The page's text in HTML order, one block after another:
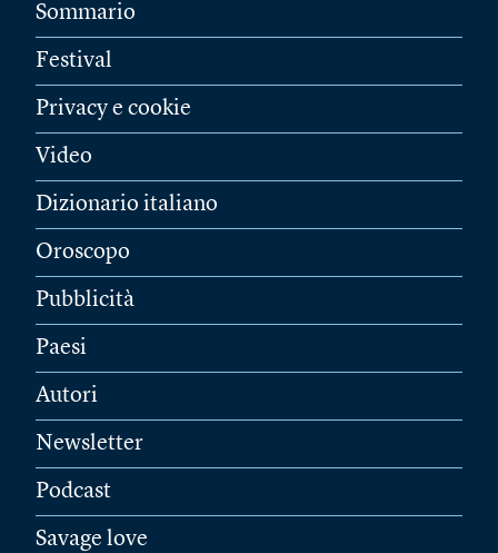
Sommario
Festival
Privacy e cookie
Video
Dizionario italiano
Oroscopo
Pubblicità
Paesi
Autori
Newsletter
Podcast
Savage love